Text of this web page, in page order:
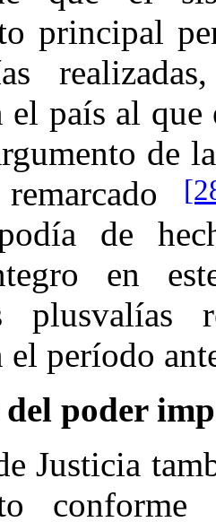
principal
el país al
de
de
en
plusvalías
el período
poder
Justicia